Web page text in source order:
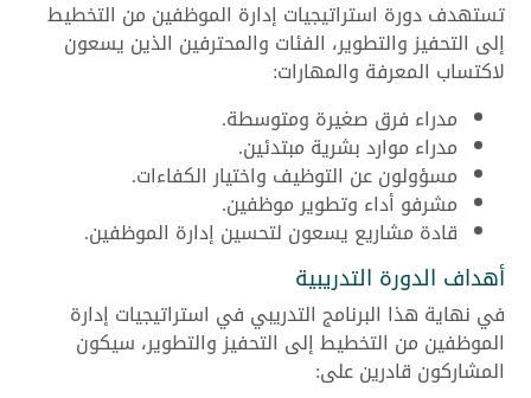
تستهدف دورة استراتيجيات إدارة الموظفين من التخطيط
إلى التحفيز والتطوير، الفئات والمحترفين الذين يسعون
لاكتساب المعرفة والمهارات:
مدراء فرق صغيرة ومتوسطة.
مدراء موارد بشرية مبتدئين.
مسؤولون عن التوظيف واختيار الكفاءات.
مشرفو أداء وتطوير موظفين.
قادة مشاريع يسعون لتحسين إدارة الموظفين.
أهداف الدورة التدريبية
في نهاية هذا البرنامج التدريبي في استراتيجيات إدارة
الموظفين من التخطيط إلى التحفيز والتطوير، سيكون
المشاركون قادرين على: